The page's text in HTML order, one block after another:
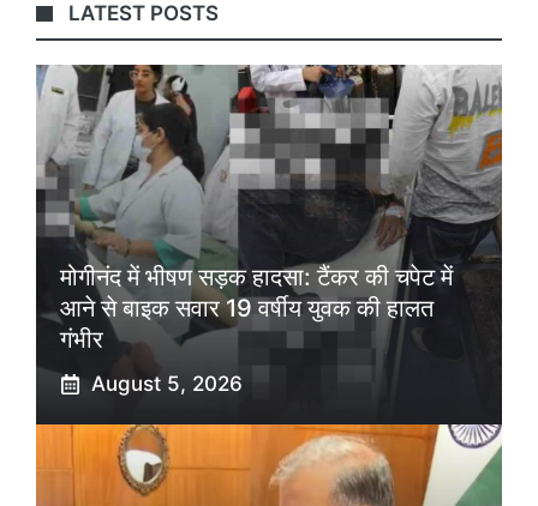
LATEST POSTS
मोगीनंद में भीषण सड़क हादसा: टैंकर की चपेट में
आने से बाइक सवार 19 वर्षीय युवक की हालत
गंभीर
August 5, 2026